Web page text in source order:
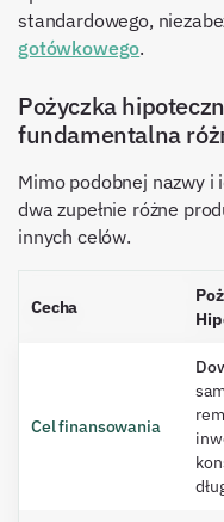
standardowego,
gotówkowego.
Pożyczka
fundamentalna
Mimo podobnej nazwy i
dwa zupełnie różne
innych celów.
Cecha
Cel finansowania